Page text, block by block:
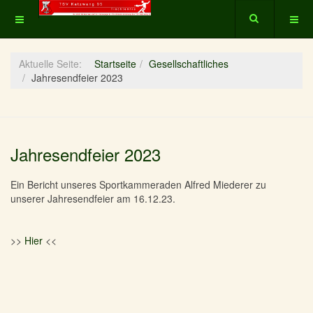
Aktuelle Seite: Startseite
Gesellschaftliches
Jahresendfeier 2023
Jahresendfeier 2023
Ein Bericht unseres Sportkammeraden Alfred Miederer zu
unserer Jahresendfeier am 16.12.23.
>> Hier <<